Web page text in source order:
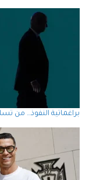
براغماتية النفوذ… من